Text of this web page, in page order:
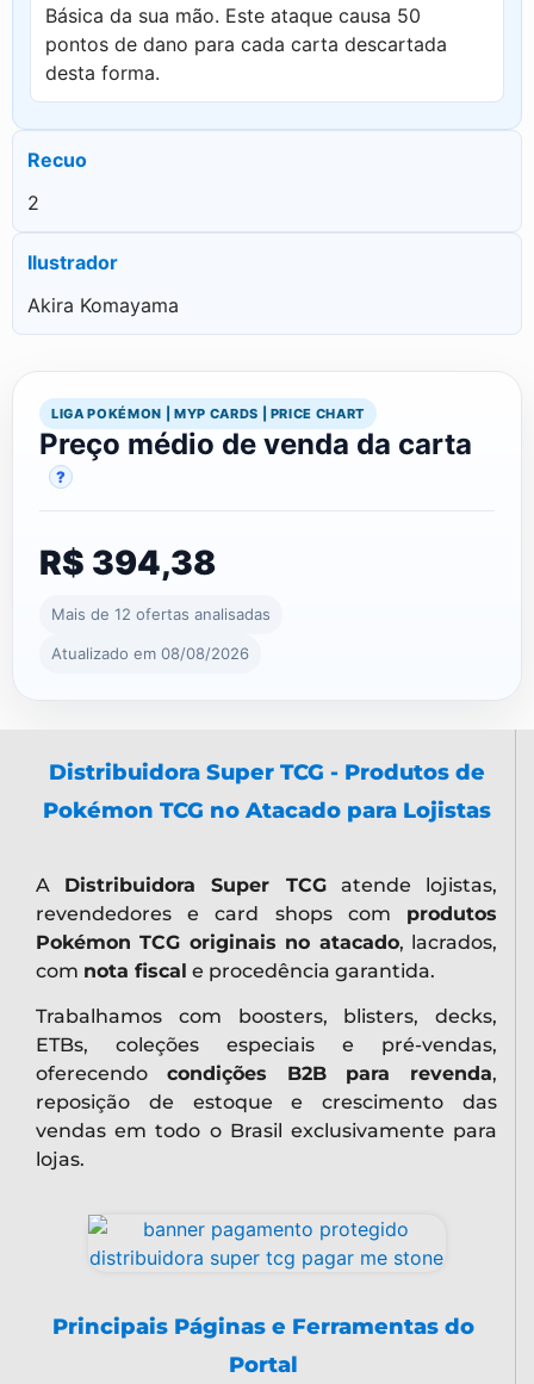
Básica da sua mão. Este ataque causa 50
pontos de dano para cada carta descartada
desta forma.
Recuo
2
Ilustrador
Akira Komayama
LIGA POKÉMON | MYP CARDS | PRICE CHART
Preço médio de venda da carta
?
R$ 394,38
Mais de 12 ofertas analisadas
Atualizado em 08/08/2026
Distribuidora Super TCG - Produtos de
Pokémon TCG no Atacado para Lojistas
A Distribuidora Super TCGatende lojistas,
revendedores e card shops com produtos
Pokémon TCG originais no atacado, lacrados,
com nota fiscal e procedência garantida.
Trabalhamos com boosters, blisters, decks,
ETBs, coleções especiais e pré-vendas,
oferecendo condições B2B para revenda,
reposição de estoque e crescimento das
vendas em todo o Brasil exclusivamente para
lojas.
Principais Páginas e Ferramentas do
Portal